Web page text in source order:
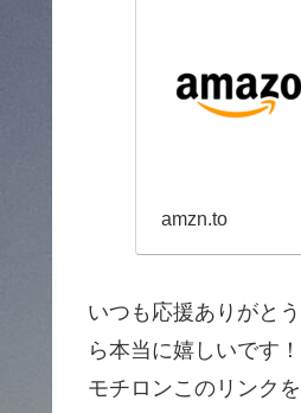
amzn.to
いつも応援ありがと
ら本当に嬉しいです！
モチロンこのリンク